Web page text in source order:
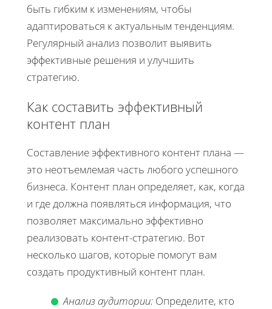
быть гибким к изменениям, чтобы
адаптироваться к актуальным тенденциям.
Регулярный анализ позволит выявить
эффективные решения и улучшить
стратегию.
Как составить эффективный
контент план
Составление эффективного контент плана —
это неотъемлемая часть любого успешного
бизнеса. Контент план определяет, как, когда
и где должна появляться информация, что
позволяет максимально эффективно
реализовать контент-стратегию. Вот
несколько шагов, которые помогут вам
создать продуктивный контент план.
Анализ аудитории: Определите, кто